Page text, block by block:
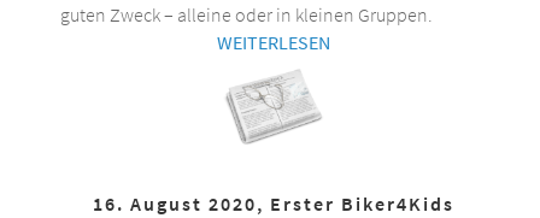
guten Zweck – alleine oder in kleinen Gruppen.
WEITERLESEN
16. August 2020, Erster Biker4Kids